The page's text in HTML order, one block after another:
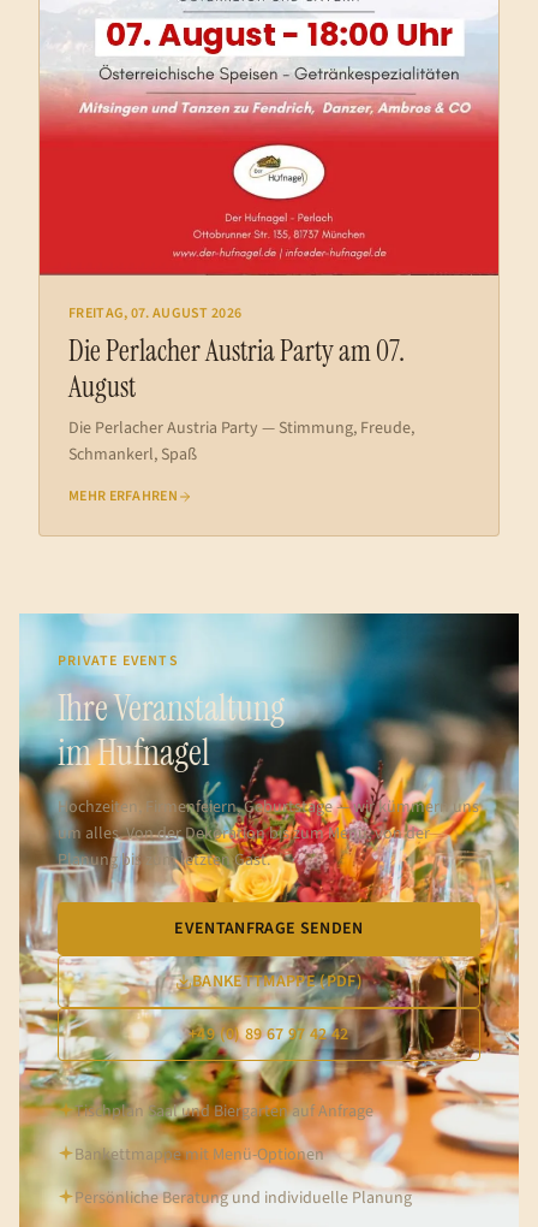
FREITAG, 07. AUGUST 2026
Die Perlacher Austria Party am 07.
August
Die Perlacher Austria Party — Stimmung, Freude,
Schmankerl, Spaß
MEHR ERFAHREN
PRIVATE EVENTS
Ihre Veranstaltung
im Hufnagel
Hochzeiten, Firmenfeiern, Geburtstage — wir kümmern uns
um alles. Von der Dekoration bis zum Menü, von der
Planung bis zum letzten Gast.
EVENTANFRAGE SENDEN
BANKETTMAPPE (PDF)
+49 (0) 89 67 97 42 42
Tischplan Saal und Biergarten auf Anfrage
Bankettmappe mit Menü-Optionen
Persönliche Beratung und individuelle Planung